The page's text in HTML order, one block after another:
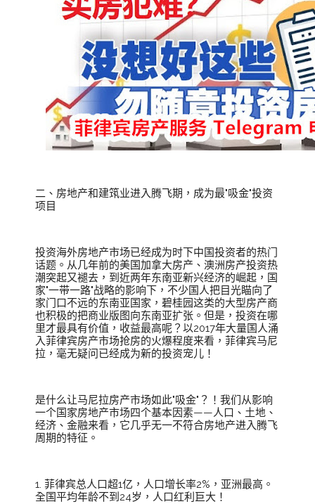
二、房地产和建筑业进入腾飞期，成为最"吸金"投资
项目
投资海外房地产市场已经成为时下中国投资者的热门
话题。从几年前的美国加拿大房产、澳洲房产投资热
潮突起又褪去，到近两年东南亚新兴经济的崛起，国
家"一带一路"战略的影响下，不少国人把目光瞄向了
家门口不远的东南亚国家，碧桂园这类的大型房产商
也积极的把商业版图向东南亚扩张。但是，投资在哪
里才最具有价值，收益最高呢？以2017年大量国人涌
入菲律宾房产市场抢房的火爆程度来看，菲律宾马尼
拉，毫无疑问已经成为新的投资宠儿！
是什么让马尼拉房产市场如此"吸金"？！我们从影响
一个国家房地产市场四个基本因素——人口、土地、
经济、金融来看，它几乎无一不符合房地产进入腾飞
周期的特征。
1. 菲律宾总人口超1亿，人口增长率2%，亚洲最高。
全国平均年龄不到24岁，人口红利巨大！